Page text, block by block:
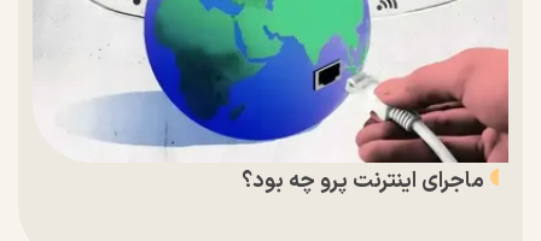
ماجرای اینترنت پرو چه بود؟